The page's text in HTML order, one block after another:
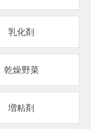
乳化剤
乾燥野菜
増粘剤